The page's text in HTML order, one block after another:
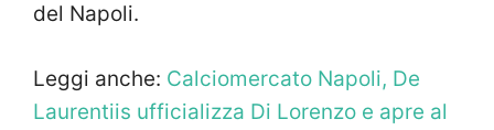
del Napoli.
Leggi anche: Calciomercato Napoli, De
Laurentiis ufficializza Di Lorenzo e apre al